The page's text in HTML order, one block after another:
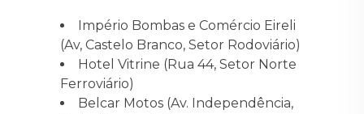
Império Bombas e Comércio Eireli
(Av, Castelo Branco, Setor Rodoviário)
Hotel Vitrine (Rua 44, Setor Norte
Ferroviário)
Belcar Motos (Av. Independência,